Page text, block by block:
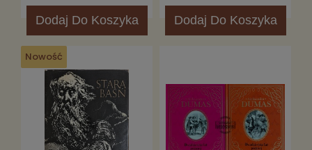
Dodaj Do Koszyka Dodaj Do Koszyka
Nowość